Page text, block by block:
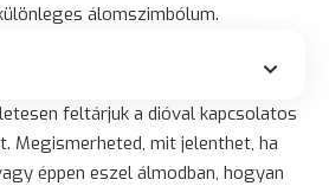
álomszimbólum.
feltárjuk a dióval kapcsolatos
Megismerheted, mit jelenthet, ha
éppen eszel álmodban, hogyan